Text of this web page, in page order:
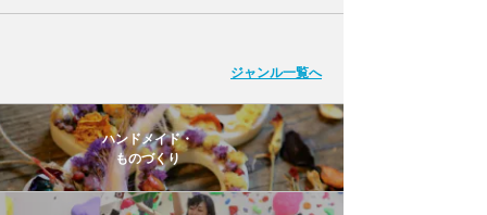
ジャンル一覧へ
ハンドメイド・
ものづくり